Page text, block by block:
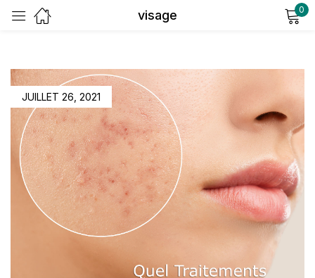
visage 0
JUILLET 26, 2021
Remember me Lost password?
Log in